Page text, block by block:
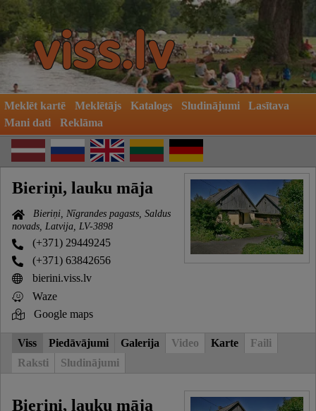
Meklēt kartē Meklētājs Katalogs Sludinājumi
Lasītava
Mani dati
Reklāma
Bieriņi, lauku māja
Bieriņi, Nīgrandes pagasts, Saldus
novads, Latvija, LV-3898
(+371) 29449245
(+371) 63842656
bierini.viss.lv
Waze
Google maps
Viss Piedāvājumi Galerija Video Karte
Faili
Raksti
Sludinājumi
Bieriņi, lauku māja